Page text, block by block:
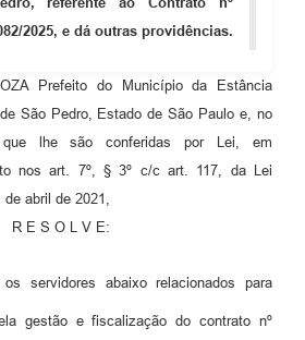
2025, e dá outras providências.
Prefeito do Município da Estância
São Pedro, Estado de São Paulo e, no
lhe são conferidas por Lei, em
nos art. 7º, § 3º c/c art. 117, da Lei
de abril de 2021,
R E S O L V E:
os servidores abaixo relacionados para
gestão e fiscalização do contrato nº